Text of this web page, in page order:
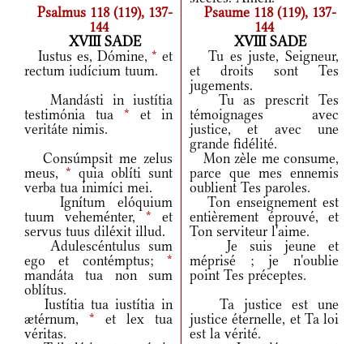
Psalmus 118 (119), 137-
144
Psaume 118 (119), 137-
144
XVIII SADE
XVIII SADE
Iustus es, Dómine,* et
rectum iudícium tuum.
Tu es juste, Seigneur,
et droits sont Tes
jugements.
Mandásti in iustítia
testimónia tua * et in
veritáte nimis.
Tu as prescrit Tes
témoignages avec
justice, et avec une
grande fidélité.
Consúmpsit me zelus
meus, * quia oblíti sunt
verba tua inimíci mei.
Mon zèle me consume,
parce que mes ennemis
oublient Tes paroles.
Ignítum elóquium
tuum veheménter, * et
servus tuus diléxit illud.
Ton enseignement est
entièrement éprouvé, et
Ton serviteur l'aime.
Adulescéntulus sum
ego et contémptus; *
mandáta tua non sum
oblítus.
Je suis jeune et
méprisé ; je n'oublie
point Tes préceptes.
Iustítia tua iustítia in
ætérnum, * et lex tua
véritas.
Ta justice est une
justice éternelle, et Ta loi
est la vérité.